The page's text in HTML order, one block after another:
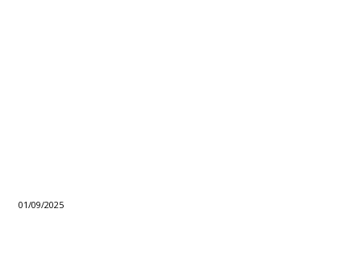
01/09/2025